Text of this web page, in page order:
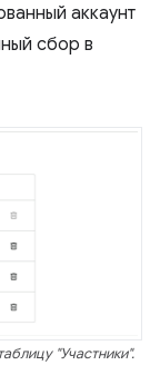
аккаунт
сбор в
"Участники".